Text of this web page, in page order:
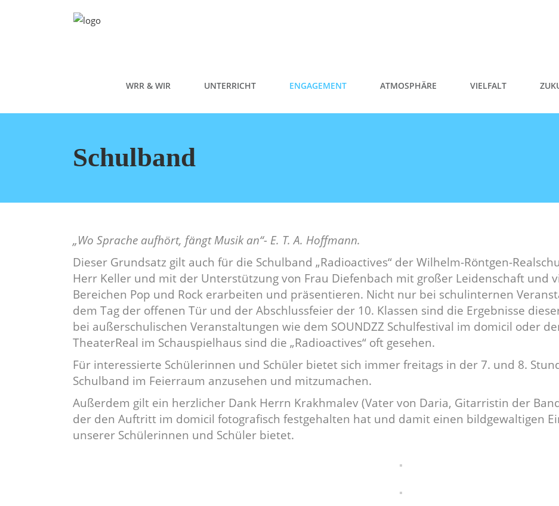
WRR & WIR UNTERRICHT ENGAGEMENT ATMOSPHÄRE VIELFALT
Schulband
„Wo Sprache aufhört, fängt Musik an“- E. T. A. Hoffmann.
Dieser Grundsatz gilt auch für die Schulband „Radioactives“ der Wilhelm-Röntgen-
Herr Keller und mit der Unterstützung von Frau Diefenbach mit großer Leidenschaft und
Bereichen Pop und Rock erarbeiten und präsentieren. Nicht nur bei schulinternen
dem Tag der offenen Tür und der Abschlussfeier der 10. Klassen sind die Ergebnisse
bei außerschulischen Veranstaltungen wie dem SOUNDZZ Schulfestival im domicil oder
TheaterReal im Schauspielhaus sind die „Radioactives“ oft gesehen.
Für interessierte Schülerinnen und Schüler bietet sich immer freitags in der 7. und 8.
Schulband im Feierraum anzusehen und mitzumachen.
Außerdem gilt ein herzlicher Dank Herrn Krakhmalev (Vater von Daria, Gitarristin der
der den Auftritt im domicil fotografisch festgehalten hat und damit einen bildgewaltigen
unserer Schülerinnen und Schüler bietet.